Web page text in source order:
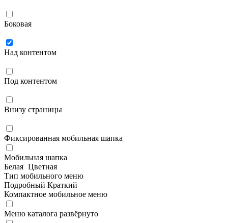
Боковая
Над контентом
Под контентом
Внизу страницы
Фиксированная мобильная шапка
Мобильная шапка
Белая Цветная
Тип мобильного меню
Подробный Краткий
Компактное мобильное меню
Меню каталога развёрнуто